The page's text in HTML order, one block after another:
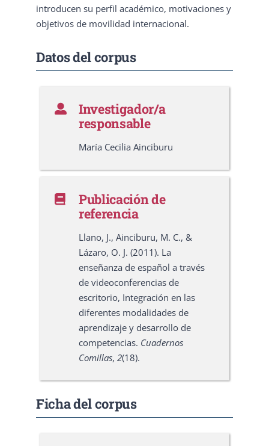
introducen su perfil académico, motivaciones y
objetivos de movilidad internacional.
Datos del corpus
Investigador/a
responsable
María Cecilia Ainciburu
Publicación de
referencia
Llano, J., Ainciburu, M. C., &
Lázaro, O. J. (2011). La
enseñanza de español a través
de videoconferencias de
escritorio, Integración en las
diferentes modalidades de
aprendizaje y desarrollo de
competencias. Cuadernos
Comillas, 2(18).
Ficha del corpus